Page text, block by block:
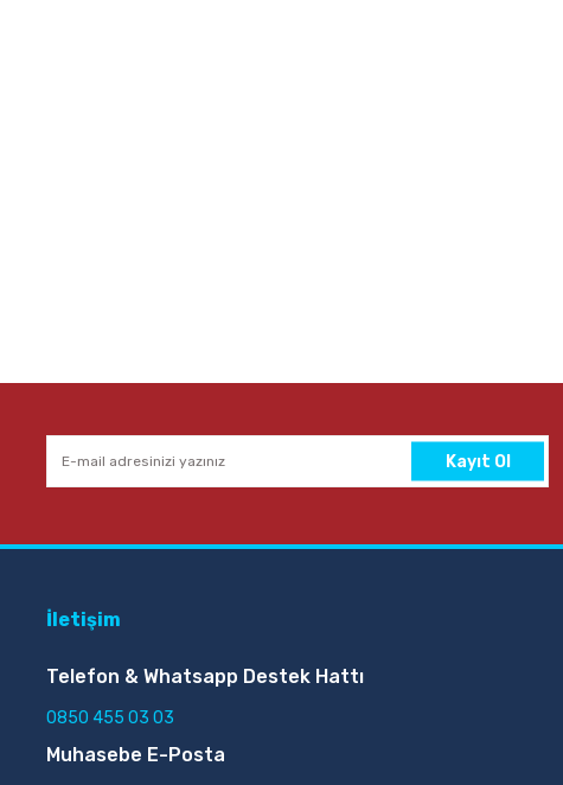
Kayıt Ol
İletişim
Telefon & Whatsapp Destek Hattı
0850 455 03 03
Muhasebe E-Posta